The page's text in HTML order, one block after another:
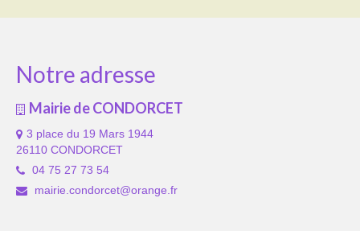
Notre adresse
Mairie de CONDORCET
3 place du 19 Mars 1944
26110 CONDORCET
04 75 27 73 54
mairie.condorcet@orange.fr